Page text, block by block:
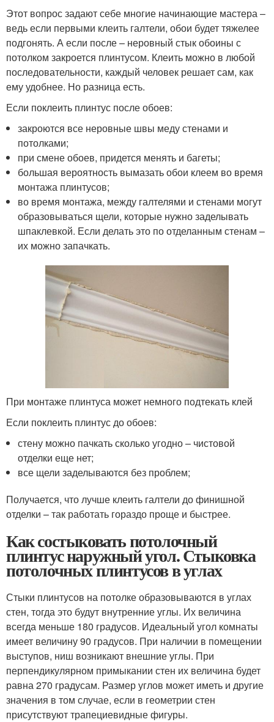
Этот вопрос задают себе многие начинающие мастера –
ведь если первыми клеить галтели, обои будет тяжелее
подгонять. А если после – неровный стык обоины с
потолком закроется плинтусом. Клеить можно в любой
последовательности, каждый человек решает сам, как
ему удобнее. Но разница есть.
Если поклеить плинтус после обоев:
закроются все неровные швы меду стенами и
потолками;
при смене обоев, придется менять и багеты;
большая вероятность вымазать обои клеем во время
монтажа плинтусов;
во время монтажа, между галтелями и стенами могут
образовываться щели, которые нужно заделывать
шпаклевкой. Если делать это по отделанным стенам –
их можно запачкать.
При монтаже плинтуса может немного подтекать клей
Если поклеить плинтус до обоев:
стену можно пачкать сколько угодно – чистовой
отделки еще нет;
все щели заделываются без проблем;
Получается, что лучше клеить галтели до финишной
отделки – так работать гораздо проще и быстрее.
Как состыковать потолочный
плинтус наружный угол. Стыковка
потолочных плинтусов в углах
Стыки плинтусов на потолке образовываются в углах
стен, тогда это будут внутренние углы. Их величина
всегда меньше 180 градусов. Идеальный угол комнаты
имеет величину 90 градусов. При наличии в помещении
выступов, ниш возникают внешние углы. При
перпендикулярном примыкании стен их величина будет
равна 270 градусам. Размер углов может иметь и другие
значения в том случае, если в геометрии стен
присутствуют трапециевидные фигуры.